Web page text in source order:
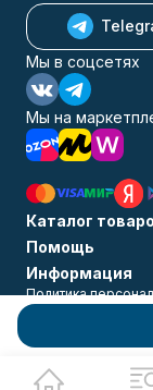
Мы в соцсетях
Мы на
Каталог
Помощь
Информация
Политика
© 2009-2026